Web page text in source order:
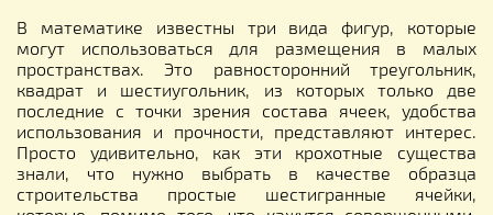
В математике известны три вида фигур, которые
могут использоваться для размещения в малых
пространствах. Это равносторонний треугольник,
квадрат и шестиугольник, из которых только две
последние с точки зрения состава ячеек, удобства
использования и прочности, представляют интерес.
Просто удивительно, как эти крохотные существа
знали, что нужно выбрать в качестве образца
строительства простые шестигранные ячейки,